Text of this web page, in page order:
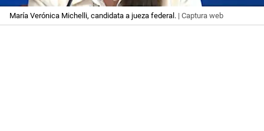
María Verónica Michelli, candidata a jueza federal. | Captura web